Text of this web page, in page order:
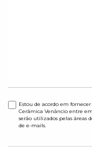
Estou de acordo em
Cerâmica Venâncio entre
serão utilizados pelas áreas
de e-mails.